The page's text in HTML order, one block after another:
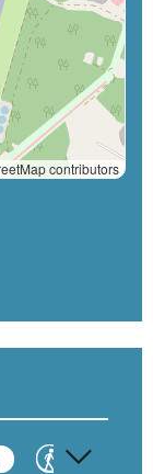
contributors
Gå